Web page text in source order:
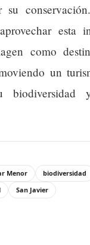
su
esta
como
un
biodiversidad
Menor biodiversidad
San Javier